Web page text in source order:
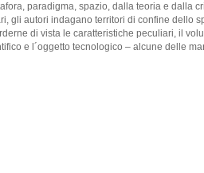
paradigma, spazio, dalla teoria e dalla
gli autori indagano territori di confine dello
di vista le caratteristiche peculiari, il
e l´oggetto tecnologico – alcune delle